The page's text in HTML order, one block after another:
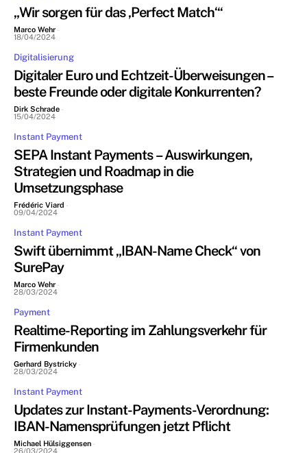
„Wir sorgen für das ‚Perfect Match‘“
Marco Wehr -
18/04/2024
Digitalisierung
Digitaler Euro und Echtzeit-Überweisungen –
beste Freunde oder digitale Konkurrenten?
Dirk Schrade -
15/04/2024
Instant Payment
SEPA Instant Payments – Auswirkungen,
Strategien und Roadmap in die
Umsetzungsphase
Frédéric Viard -
09/04/2024
Instant Payment
Swift übernimmt „IBAN-Name Check“ von
SurePay
Marco Wehr -
28/03/2024
Payment
Realtime-Reporting im Zahlungsverkehr für
Firmenkunden
Gerhard Bystricky -
28/03/2024
Instant Payment
Updates zur Instant-Payments-Verordnung:
IBAN-Namensprüfungen jetzt Pflicht
Michael Hülsiggensen -
26/03/2024